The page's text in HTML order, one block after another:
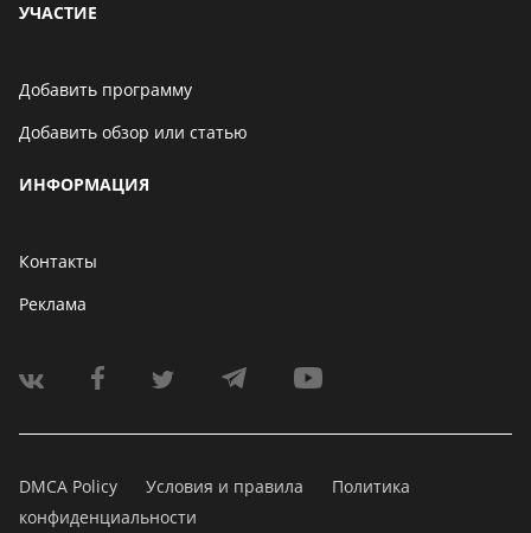
УЧАСТИЕ
Добавить программу
Добавить обзор или статью
ИНФОРМАЦИЯ
Контакты
Реклама
DMCA Policy Условия и правила
Политика
конфиденциальности